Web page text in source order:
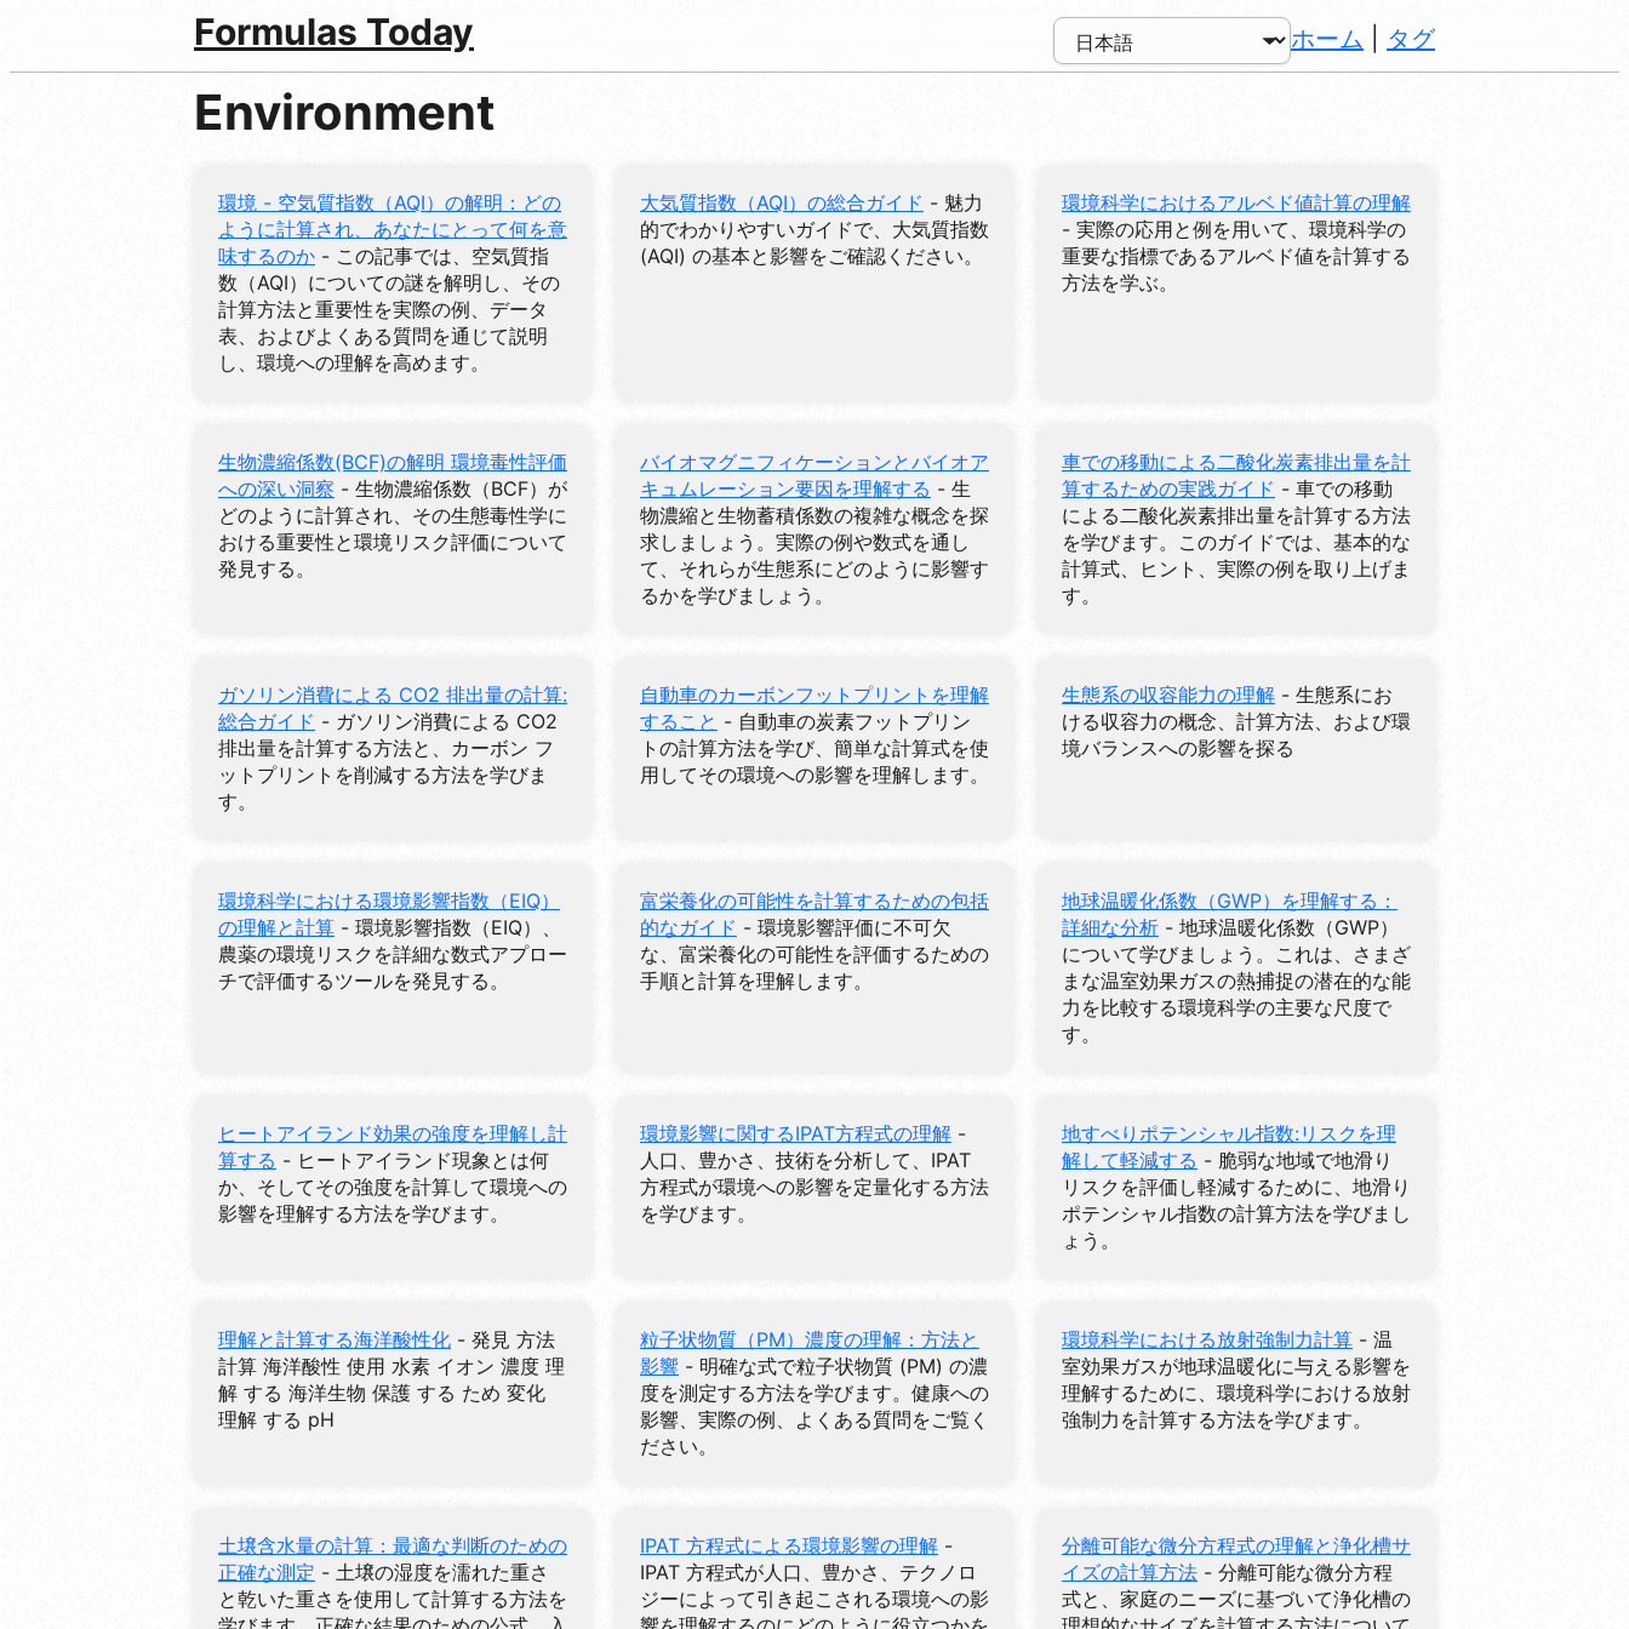
Formulas Today ホーム タグ
Environment
環境 - 空気質指数（AQI）の解明：どの
ように計算され、あなたにとって何を意
味するのか - この記事では、空気質指
数（AQI）についての謎を解明し、その
計算方法と重要性を実際の例、データ
表、およびよくある質問を通じて説明
し、環境への理解を高めます。
大気質指数（AQI）の総合ガイド - 魅力
的でわかりやすいガイドで、大気質指数
(AQI) の基本と影響をご確認ください。
環境科学におけるアルベド値計算の理解
- 実際の応用と例を用いて、環境科学の
重要な指標であるアルベド値を計算する
方法を学ぶ。
生物濃縮係数(BCF)の解明 環境毒性評価
への深い洞察 - 生物濃縮係数（BCF）が
どのように計算され、その生態毒性学に
おける重要性と環境リスク評価について
発見する。
バイオマグニフィケーションとバイオア
キュムレーション要因を理解する - 生
物濃縮と生物蓄積係数の複雑な概念を探
求しましょう。実際の例や数式を通し
て、それらが生態系にどのように影響す
るかを学びましょう。
車での移動による二酸化炭素排出量を計
算するための実践ガイド - 車での移動
による二酸化炭素排出量を計算する方法
を学びます。このガイドでは、基本的な
計算式、ヒント、実際の例を取り上げま
す。
ガソリン消費による CO2 排出量の計算:
総合ガイド - ガソリン消費による CO2
排出量を計算する方法と、カーボン フ
ットプリントを削減する方法を学びま
す。
自動車のカーボンフットプリントを理解
すること - 自動車の炭素フットプリン
トの計算方法を学び、簡単な計算式を使
用してその環境への影響を理解します。
生態系の収容能力の理解 - 生態系にお
ける収容力の概念、計算方法、および環
境バランスへの影響を探る
環境科学における環境影響指数（EIQ）
の理解と計算 - 環境影響指数（EIQ）、
農薬の環境リスクを詳細な数式アプロー
チで評価するツールを発見する。
富栄養化の可能性を計算するための包括
的なガイド - 環境影響評価に不可欠
な、富栄養化の可能性を評価するための
手順と計算を理解します。
地球温暖化係数（GWP）を理解する：
詳細な分析 - 地球温暖化係数（GWP）
について学びましょう。これは、さまざ
まな温室効果ガスの熱捕捉の潜在的な能
力を比較する環境科学の主要な尺度で
す。
ヒートアイランド効果の強度を理解し計
算する - ヒートアイランド現象とは何
か、そしてその強度を計算して環境への
影響を理解する方法を学びます。
環境影響に関するIPAT方程式の理解 -
人口、豊かさ、技術を分析して、IPAT
方程式が環境への影響を定量化する方法
を学びます。
地すべりポテンシャル指数:リスクを理
解して軽減する - 脆弱な地域で地滑り
リスクを評価し軽減するために、地滑り
ポテンシャル指数の計算方法を学びまし
ょう。
理解と計算する海洋酸性化 - 発見 方法
計算 海洋酸性 使用 水素 イオン 濃度 理
解 する 海洋生物 保護 する ため 変化
理解 する pH
粒子状物質（PM）濃度の理解：方法と
影響 - 明確な式で粒子状物質 (PM) の濃
度を測定する方法を学びます。健康への
影響、実際の例、よくある質問をご覧く
ださい。
環境科学における放射強制力計算 - 温
室効果ガスが地球温暖化に与える影響を
理解するために、環境科学における放射
強制力を計算する方法を学びます。
土壌含水量の計算：最適な判断のための
正確な測定 - 土壌の湿度を濡れた重さ
と乾いた重さを使用して計算する方法を
IPAT 方程式による環境影響の理解 -
IPAT 方程式が人口、豊かさ、テクノロ
ジーによって引き起こされる環境への影
分離可能な微分方程式の理解と浄化槽サ
イズの計算方法 - 分離可能な微分方程
式と、家庭のニーズに基づいて浄化槽の